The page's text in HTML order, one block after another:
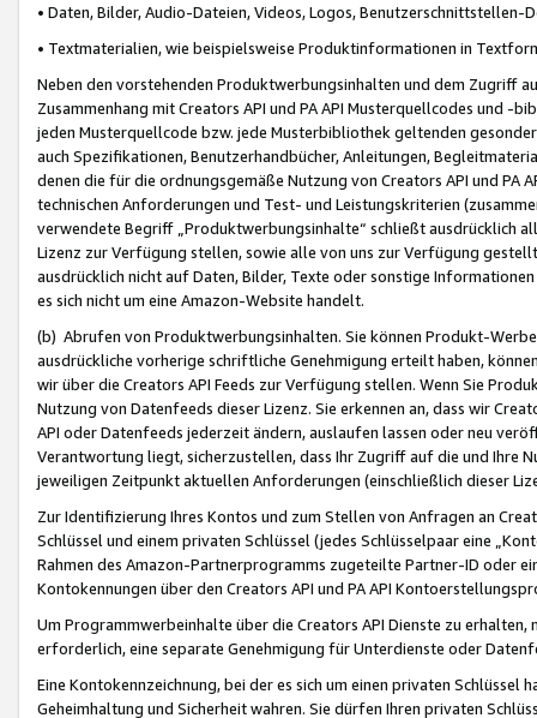
• Daten, Bilder, Audio-Dateien, Videos, Logos, Benutzerschnittstellen-
• Textmaterialien, wie beispielsweise Produktinformationen in
Neben den vorstehenden Produktwerbungsinhalten und dem Zugriff
Zusammenhang mit Creators API und PA API Musterquellcodes und
jeden Musterquellcode bzw. jede Musterbibliothek geltenden
auch Spezifikationen, Benutzerhandbücher, Anleitungen,
denen die für die ordnungsgemäße Nutzung von Creators API und PA
technischen Anforderungen und Test- und Leistungskriterien
verwendete Begriff „Produktwerbungsinhalte“ schließt ausdrücklich
Lizenz zur Verfügung stellen, sowie alle von uns zur Verfügung
ausdrücklich nicht auf Daten, Bilder, Texte oder sonstige
es sich nicht um eine Amazon-Website handelt.
(b) Abrufen von Produktwerbungsinhalten. Sie können Produkt-
ausdrückliche vorherige schriftliche Genehmigung erteilt haben,
wir über die Creators API Feeds zur Verfügung stellen. Wenn Sie
Nutzung von Datenfeeds dieser Lizenz. Sie erkennen an, dass wir
API oder Datenfeeds jederzeit ändern, auslaufen lassen oder neu
Verantwortung liegt, sicherzustellen, dass Ihr Zugriff auf die und Ihre
jeweiligen Zeitpunkt aktuellen Anforderungen (einschließlich dieser
Zur Identifizierung Ihres Kontos und zum Stellen von Anfragen an
Schlüssel und einem privaten Schlüssel (jedes Schlüsselpaar eine
Rahmen des Amazon-Partnerprogramms zugeteilte Partner-ID oder
Kontokennungen über den Creators API und PA API
Um Programmwerbeinhalte über die Creators API Dienste zu
erforderlich, eine separate Genehmigung für Unterdienste oder
Eine Kontokennzeichnung, bei der es sich um einen privaten
Geheimhaltung und Sicherheit wahren. Sie dürfen Ihren privaten